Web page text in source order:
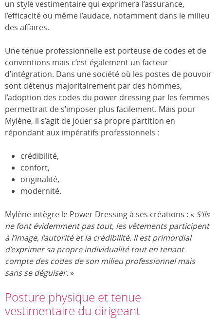
un style vestimentaire qui exprimera l’assurance,
l’efficacité ou même l’audace, notamment dans le milieu
des affaires.
Une tenue professionnelle est porteuse de codes et de
conventions mais c’est également un facteur
d’intégration. Dans une société où les postes de pouvoir
sont détenus majoritairement par des hommes,
l’adoption des codes du power dressing par les femmes
permettrait de s’imposer plus facilement. Mais pour
Mylène, il s’agit de jouer sa propre partition en
répondant aux impératifs professionnels :
crédibilité,
confort,
originalité,
modernité.
Mylène intègre le Power Dressing à ses créations : « S’ils
ne font évidemment pas tout, les vêtements participent
à l’image, l’autorité et la crédibilité. Il est primordial
d’exprimer sa propre individualité tout en tenant
compte des codes de son milieu professionnel mais
sans se déguiser.»
Posture physique et tenue
vestimentaire du dirigeant